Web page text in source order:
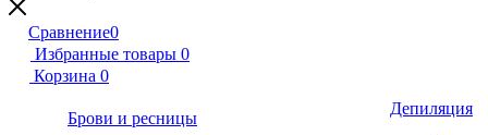
Сравнение0
Избранные товары 0
Корзина 0
Брови и ресницы
Депиляция